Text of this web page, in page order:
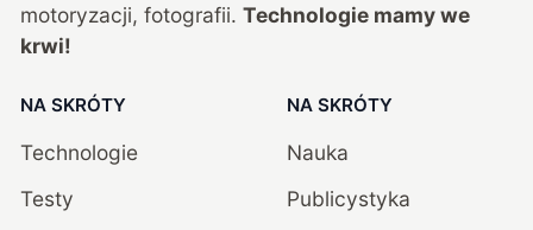
motoryzacji, fotografii. Technologie mamy we
krwi!
NA SKRÓTY
Technologie
Testy
NA SKRÓTY
Nauka
Publicystyka